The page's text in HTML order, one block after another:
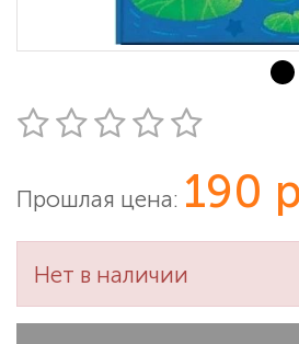
Прошлая цена: 190
Нет в наличии